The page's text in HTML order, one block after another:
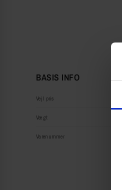
BASIS INFO
Vejl pris
Vægt
Varenummer